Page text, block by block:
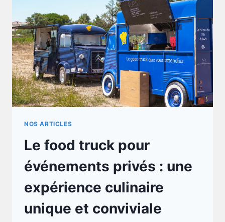
NOS ARTICLES
Le food truck pour
événements privés : une
expérience culinaire
unique et conviviale